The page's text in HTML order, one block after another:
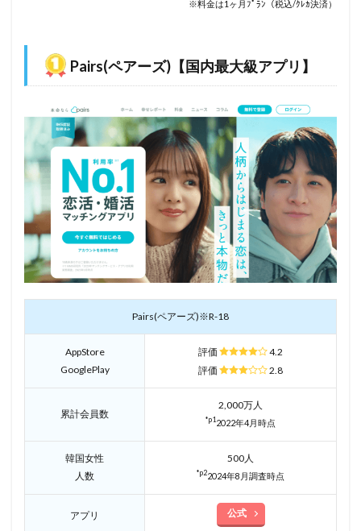
※料金は1ヶ月ﾌﾟﾗﾝ（税込/ｸﾚｶ決済）
Pairs(ペアーズ)【国内最大級アプリ】
Pairs(ペアーズ)※R-18
AppStore
GooglePlay
評価
4.2
評価
2.8
累計会員数
2,000万人
*p12022年4月時点
韓国女性
人数
500人
*p22024年8月調査時点
アプリ 公式